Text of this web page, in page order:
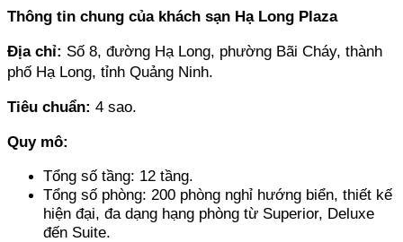
Thông tin chung của khách sạn Hạ Long Plaza
Địa chỉ: Số 8, đường Hạ Long, phường Bãi Cháy, thành
phố Hạ Long, tỉnh Quảng Ninh.
Tiêu chuẩn: 4 sao.
Quy mô:
Tổng số tầng: 12 tầng.
Tổng số phòng: 200 phòng nghỉ hướng biển, thiết kế
hiện đại, đa dạng hạng phòng từ Superior, Deluxe
đến Suite.